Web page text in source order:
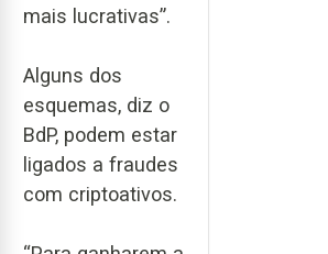
mais lucrativas”.
Alguns dos
esquemas, diz o
BdP, podem estar
ligados a fraudes
com criptoativos.